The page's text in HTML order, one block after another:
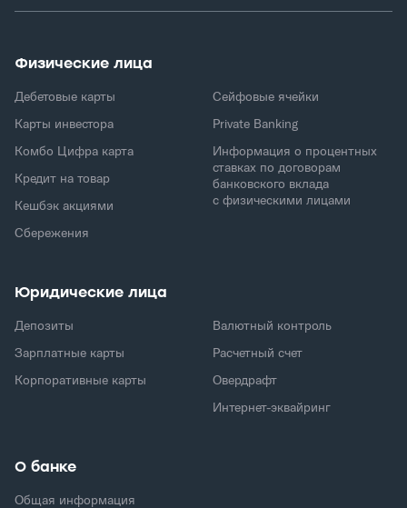
Физические лица
Дебетовые карты
Карты инвестора
Комбо Цифра карта
Кредит на товар
Кешбэк акциями
Сбережения
Сейфовые ячейки
Private Banking
Информация о процентных
ставках по договорам
банковского вклада
с физическими лицами
Юридические лица
Депозиты
Зарплатные карты
Корпоративные карты
Валютный контроль
Расчетный счет
Овердрафт
Интернет-эквайринг
О банке
Общая информация